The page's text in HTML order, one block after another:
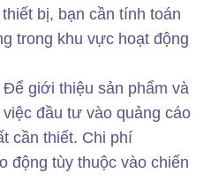
bị, bạn cần tính toán
trong khu vực hoạt động
Để giới thiệu sản phẩm và
đầu tư vào quảng cáo
cần thiết. Chi phí
động tùy thuộc vào chiến